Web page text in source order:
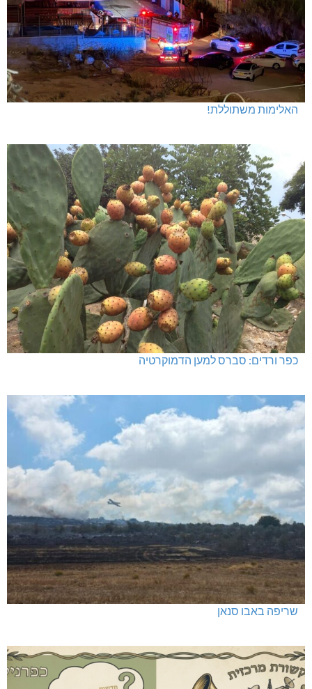
חדשות אחרונות
האלימות משתוללת!
כפר ורדים: סברס למען הדמוקרטיה